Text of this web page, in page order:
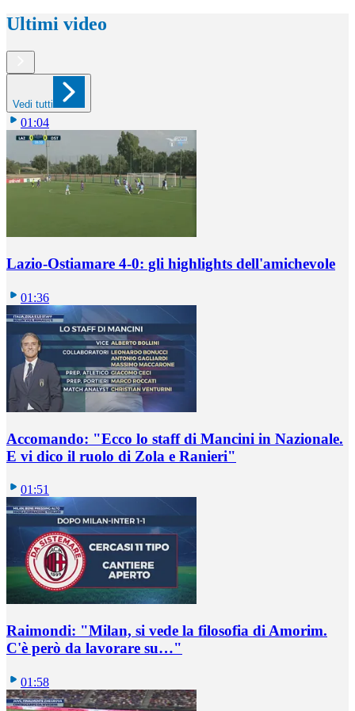
Ultimi video
Vedi tutti
01:04
Lazio-Ostiamare 4-0: gli highlights dell'amichevole
01:36
Accomando: "Ecco lo staff di Mancini in Nazionale.
E vi dico il ruolo di Zola e Ranieri"
01:51
Raimondi: "Milan, si vede la filosofia di Amorim.
C'è però da lavorare su…"
01:58